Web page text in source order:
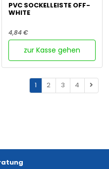
PVC SOCKELLEISTE OFF-
WHITE
4,84 €
zur Kasse gehen
1 2 3 4